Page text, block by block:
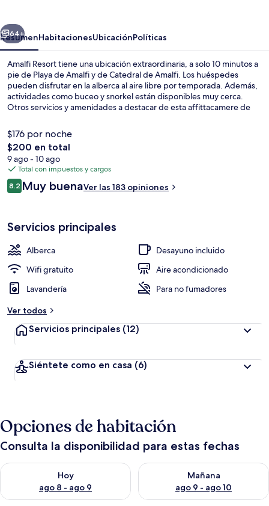
Siguiente
64+
ResumenHabitacionesUbicaciónPolíticas
Amalfi Resort tiene una ubicación extraordinaria, a solo 10 minutos a
pie de Playa de Amalfi y de Catedral de Amalfi. Los huéspedes
pueden disfrutar en la alberca al aire libre por temporada. Además,
actividades como buceo y snorkel están disponibles muy cerca.
Otros servicios y amenidades a destacar de esta affittacamere de
$176 por noche
El
precio
total
es
de
$200 en total
9 ago - 10 ago
Total con impuestos y cargos
Opiniones
8.28.2 de 10,
Muy buenaVer las 183 opiniones
Servicios principales
Alberca
Desayuno incluido
Wifi gratuito
Aire acondicionado
Lavandería
Para no fumadores
Ver todos
Servicios principales (12)
Siéntete como en casa (6)
Opciones de habitación
Consulta la disponibilidad para estas fechas
Hoy
ago 8 - ago 9
Consulta la disponibilidad para hoy ago 8 - ago 9
Mañana
ago 9 - ago 10
Consulta la disponibilidad